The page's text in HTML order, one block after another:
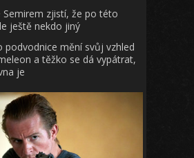
Semirem zjistí, že po této
ještě nekdo jiný
podvodnice mění svůj vzhled
a těžko se dá vypátrat,
je